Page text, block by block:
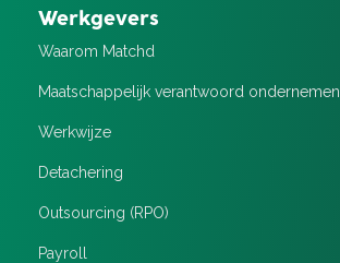
Werkgevers
Waarom Matchd
Maatschappelijk verantwoord ondernemen
Werkwijze
Detachering
Outsourcing (RPO)
Payroll